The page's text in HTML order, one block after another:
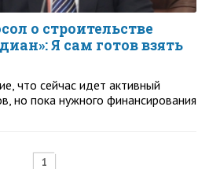
о строительстве
Я сам готов взять
что сейчас идет активный
но пока нужного финансирования
1